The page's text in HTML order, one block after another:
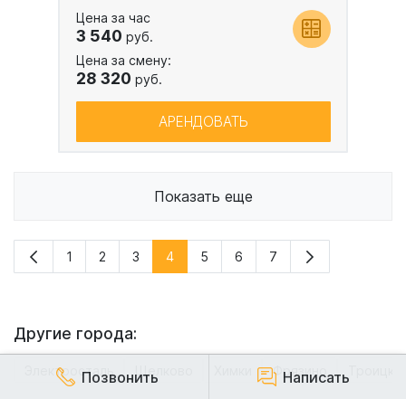
Цена за час
3 540 руб.
Цена за смену:
28 320 руб.
АРЕНДОВАТЬ
Показать еще
1 2 3 4 5 6 7
Другие города:
Электросталь Фрязино
Позвонить Написать